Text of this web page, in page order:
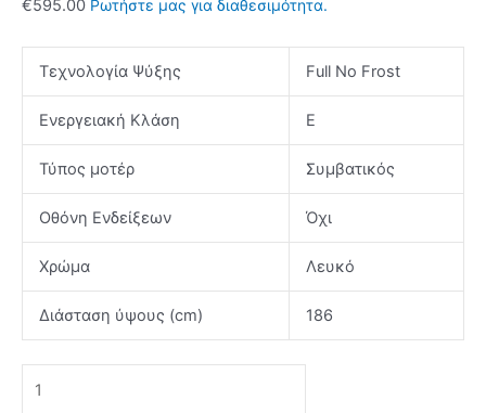
€595.00 Ρωτήστε μας για διαθεσιμότητα.
Τεχνολογία Ψύξης Full No Frost
Ενεργειακή Κλάση E
Τύπος μοτέρ Συμβατικός
Οθόνη Ενδείξεων Όχι
Χρώμα Λευκό
Διάσταση ύψους (cm) 186
PKNB36NWE0